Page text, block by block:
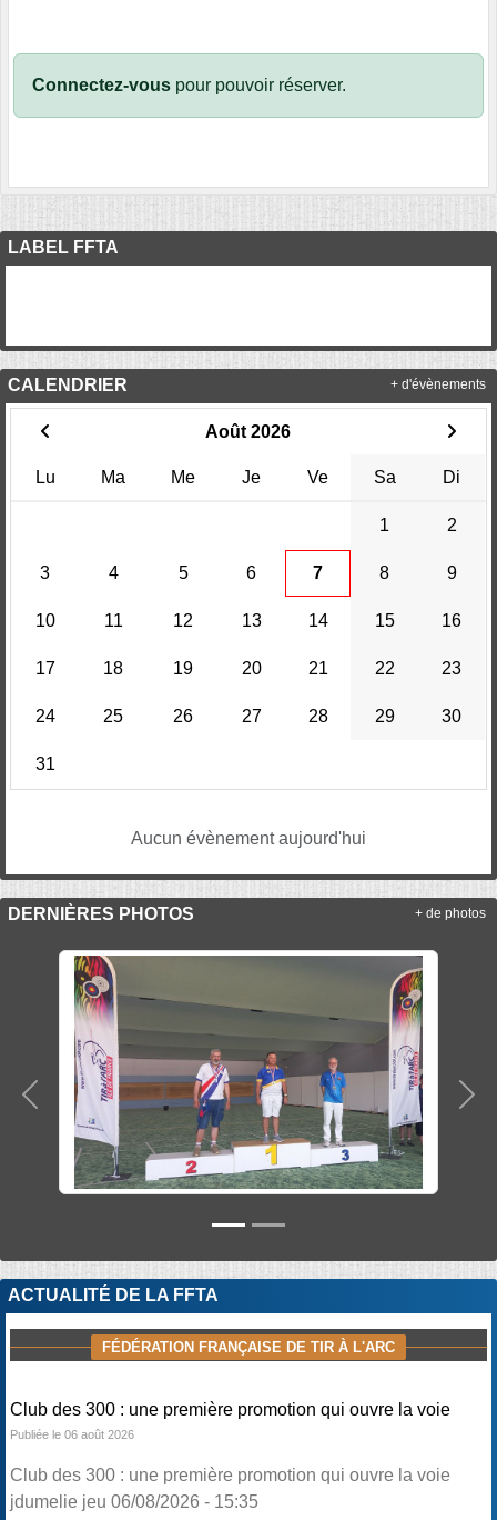
Connectez-vous pour pouvoir réserver.
LABEL FFTA
CALENDRIER
Août 2026
Lu Ma Me Je Ve Sa Di
1 2
3 4 5 6 7 8 9
10 11 12 13 14 15 16
17 18 19 20 21 22 23
24 25 26 27 28 29 30
31
Aucun évènement aujourd'hui
+ d'évènements
DERNIÈRES PHOTOS
Précedent
+ de photos
ACTUALITÉ DE LA FFTA
FÉDÉRATION FRANÇAISE DE TIR À L'ARC
Club des 300 : une première promotion qui ouvre la voie
Publiée le 06 août 2026
Club des 300 : une première promotion qui ouvre la voie
jdumelie jeu 06/08/2026 - 15:35